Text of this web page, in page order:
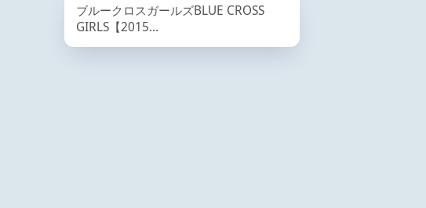
ブルークロスガールズBLUE CROSS
GIRLS【2015…